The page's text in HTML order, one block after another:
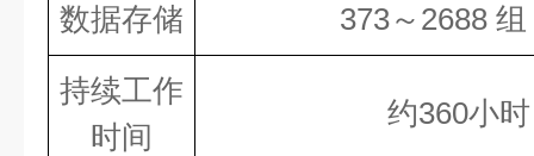
数据存储
373～2688
持续工作
时间
约360小